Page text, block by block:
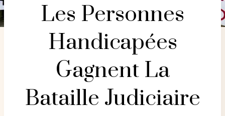
Les Personnes
Handicapées
Gagnent La
Bataille Judiciaire